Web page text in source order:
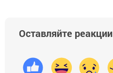
Оставляйте реакции